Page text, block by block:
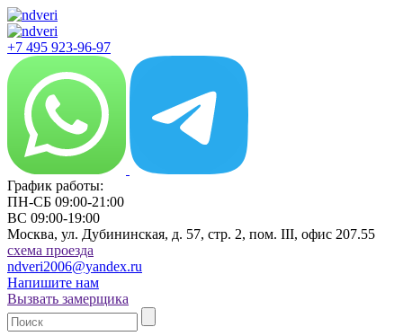
+7 495 923-96-97
График работы:
ПН-СБ 09:00-21:00
ВС 09:00-19:00
Москва, ул. Дубининская, д. 57, стр. 2, пом. III, офис 207.55
cхема проезда
ndveri2006@yandex.ru
Напишите нам
Вызвать замерщика